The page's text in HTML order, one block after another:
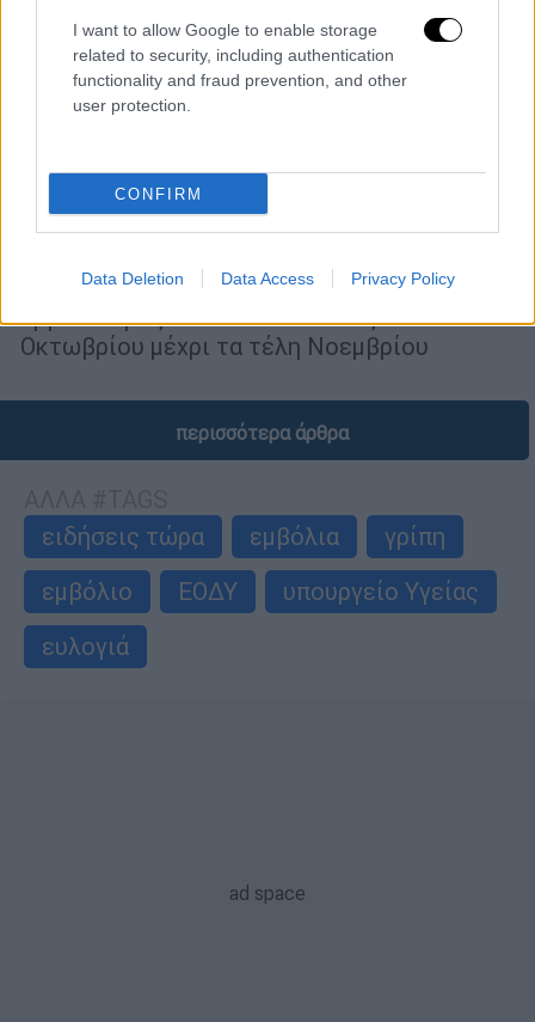
I want to allow Google to enable storage
related to security, including authentication
functionality and fraud prevention, and other
user protection.
CONFIRM
Data Deletion Data Access Privacy Policy
Οι νέες οδηγίες του υπουργείου Υγείας
για τα εμβόλια γρίπης, κορονοϊού και
Το υπουργείο Υγείας συνιστά να γίνεται ο
εμβολιασμός στα παιδιά από τις 15
Οκτωβρίου μέχρι τα τέλη Νοεμβρίου
περισσότερα άρθρα
ειδήσεις τώρα
εμβόλια
γρίπη
εμβόλιο
ΕΟΔΥ
υπουργείο Υγείας
ευλογιά